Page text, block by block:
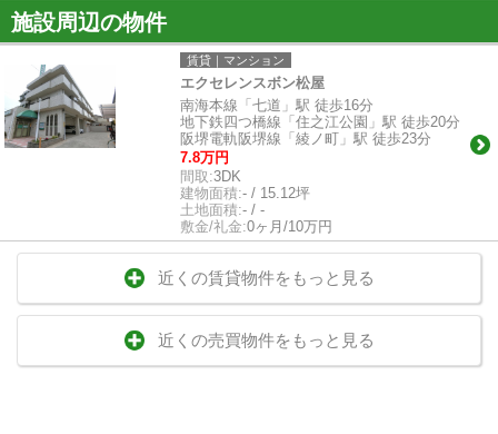
施設周辺の物件
賃貸｜マンション
エクセレンスボン松屋
南海本線「七道」駅 徒歩16分
地下鉄四つ橋線「住之江公園」駅 徒歩20分
阪堺電軌阪堺線「綾ノ町」駅 徒歩23分
7.8万円
間取:3DK
建物面積:- / 15.12坪
土地面積:- / -
敷金/礼金:0ヶ月/10万円
近くの賃貸物件をもっと見る
近くの売買物件をもっと見る